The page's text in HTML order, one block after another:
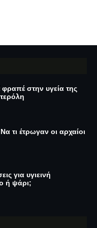
στην υγεία της
τι έτρωγαν οι αρχαίοι
για υγιεινή
ή ψάρι;